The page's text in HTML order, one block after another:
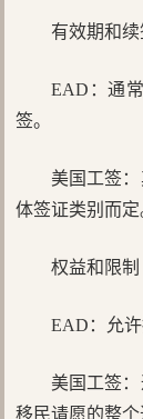
有效期和续
EAD：通
签。
美国工签
体签证类别而定
权益和限制
EAD：允
美国工签
移民请愿的整个